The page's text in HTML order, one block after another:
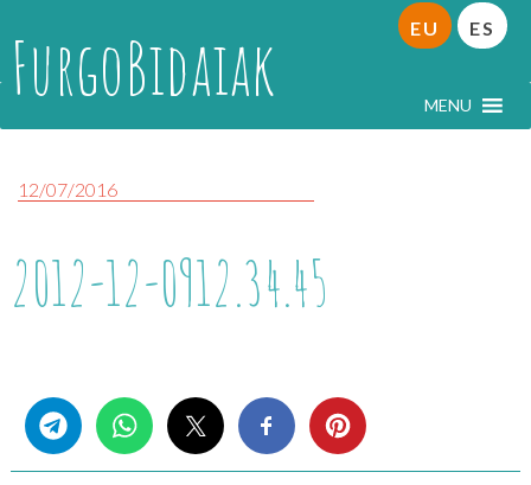
FurgoBidaiak MENU
EU ES
12/07/2016
2012-12-0912.34.45